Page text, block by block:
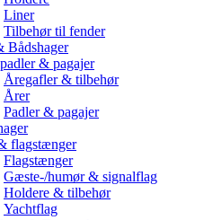
Liner
Tilbehør til fender
Bådshager
& pagajer
Åregafler & tilbehør
Årer
Padler & pagajer
flagstænger
Flagstænger
Gæste-/humør & signalflag
Holdere & tilbehør
Yachtflag